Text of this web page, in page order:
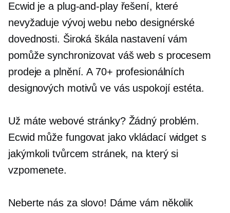
Ecwid je a plug-and-playřešení, které
nevyžaduje vývoj webu nebo designérské
dovednosti. Široká škála nastavení vám
pomůže synchronizovat váš web s procesem
prodeje a plnění. A 70+ profesionálních
designových motivů ve vás uspokojí estéta.
Už máte webové stránky? Žádný problém.
Ecwid může fungovat jako vkládací widget s
jakýmkoli tvůrcem stránek, na který si
vzpomenete.
Neberte nás za slovo! Dáme vám několik